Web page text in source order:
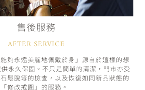
售後服務
AFTER SERVICE
夠永遠美麗地佩戴於身」源自於這樣的想
永久保固。不只是簡單的清潔，門市亦受
鬆脫等的檢查，以及恢復如同新品狀態的
修改戒圍」的服務。